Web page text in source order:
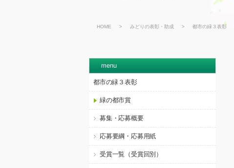
HOME > みどりの表彰・助成 > 都市の緑３表彰
menu
都市の緑３表彰
緑の都市賞
募集・応募概要
応募要綱・応募用紙
受賞一覧（受賞回別）